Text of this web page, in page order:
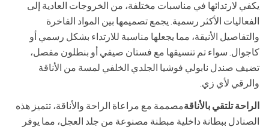
يكفي لارتدائها في مناسبات مختلفة، من الخروجات العادية إلى
الفعاليات الأكثر رسمية. يجمع تصميمها بين المواد الفاخرة
والتفاصيل الأنيقة، مما يجعلها مناسبة للارتداء بشكل رسمي أو
كاجوال. سواء تم تنسيقها مع فستان صيفي أو بنطلون مفصل،
تضيف صندل نابولي فوشيا الجلدي الخلفي لمسة من الأناقة
والرقي لأي زي.
الراحة تلتقي بالأناقةمصممة مع مراعاة الراحة والأناقة، تتميز هذه
الصنادل ببطانة داخلية مبطنة مصنوعة من جلد العجل، مما يوفر